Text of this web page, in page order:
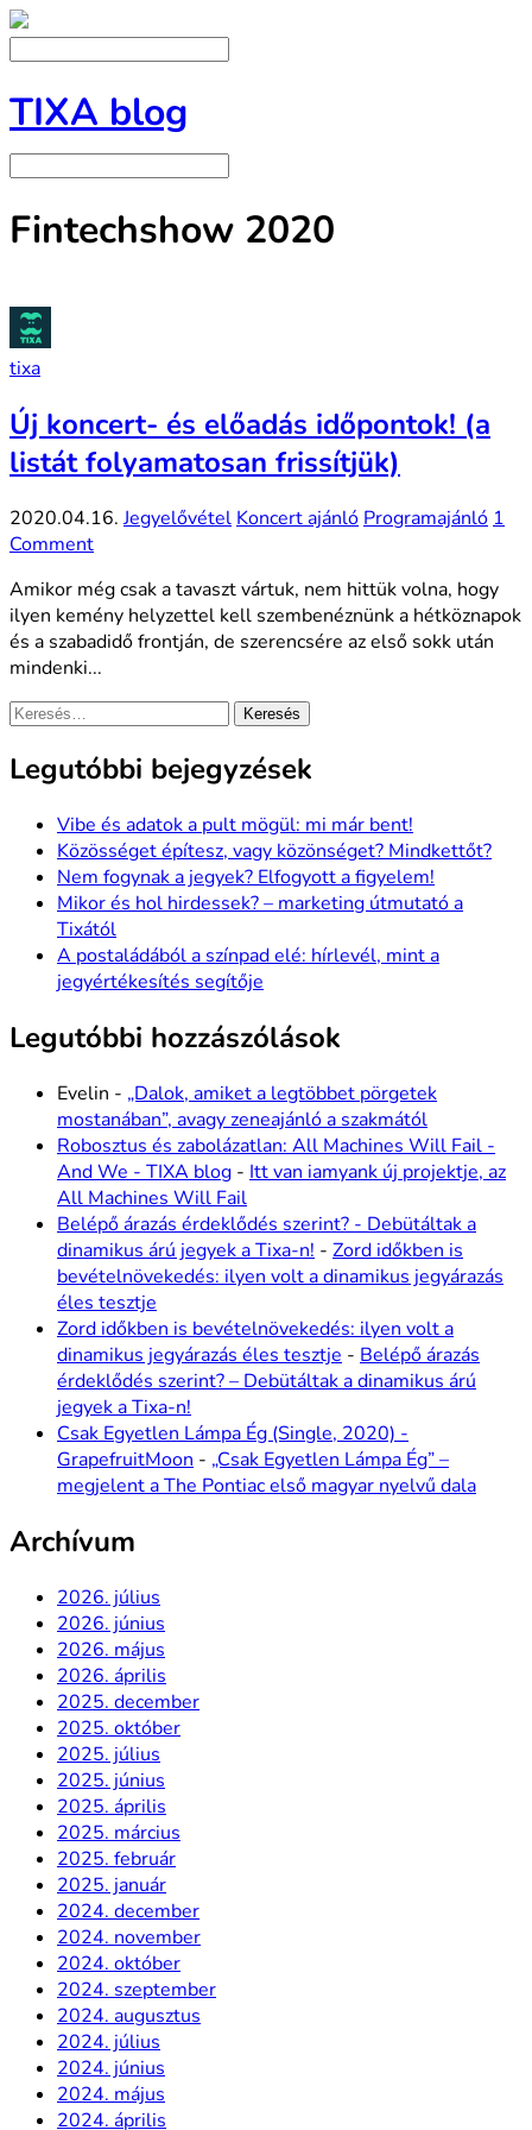
TIXA blog
Fintechshow 2020
tixa
Új koncert- és előadás időpontok! (a
listát folyamatosan frissítjük)
2020.04.16. Jegyelővétel Koncert ajánló Programajánló 1
Comment
Amikor még csak a tavaszt vártuk, nem hittük volna, hogy
ilyen kemény helyzettel kell szembenéznünk a hétköznapok
és a szabadidő frontján, de szerencsére az első sokk után
mindenki...
Keresés:
Legutóbbi bejegyzések
Vibe és adatok a pult mögül: mi már bent!
Közösséget építesz, vagy közönséget? Mindkettőt?
Nem fogynak a jegyek? Elfogyott a figyelem!
Mikor és hol hirdessek? – marketing útmutató a
Tixától
A postaládából a színpad elé: hírlevél, mint a
jegyértékesítés segítője
Legutóbbi hozzászólások
Evelin - „Dalok, amiket a legtöbbet pörgetek
mostanában”, avagy zeneajánló a szakmától
Robosztus és zabolázatlan: All Machines Will Fail -
And We - TIXA blog - Itt van iamyank új projektje, az
All Machines Will Fail
Belépő árazás érdeklődés szerint? - Debütáltak a
dinamikus árú jegyek a Tixa-n! - Zord időkben is
bevételnövekedés: ilyen volt a dinamikus jegyárazás
éles tesztje
Zord időkben is bevételnövekedés: ilyen volt a
dinamikus jegyárazás éles tesztje - Belépő árazás
érdeklődés szerint? – Debütáltak a dinamikus árú
jegyek a Tixa-n!
Csak Egyetlen Lámpa Ég (Single, 2020) -
GrapefruitMoon - „Csak Egyetlen Lámpa Ég” –
megjelent a The Pontiac első magyar nyelvű dala
Archívum
2026. július
2026. június
2026. május
2026. április
2025. december
2025. október
2025. július
2025. június
2025. április
2025. március
2025. február
2025. január
2024. december
2024. november
2024. október
2024. szeptember
2024. augusztus
2024. július
2024. június
2024. május
2024. április